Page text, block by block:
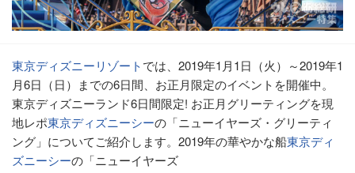
東京ディズニーリゾートでは、2019年1月1日（火）～2019年1
月6日（日）までの6日間、お正月限定のイベントを開催中。
東京ディズニーランド6日間限定! お正月グリーティングを現
地レポ東京ディズニーシーの「ニューイヤーズ・グリーティ
ング」についてご紹介します。2019年の華やかな船東京ディ
ズニーシーの「ニューイヤーズ